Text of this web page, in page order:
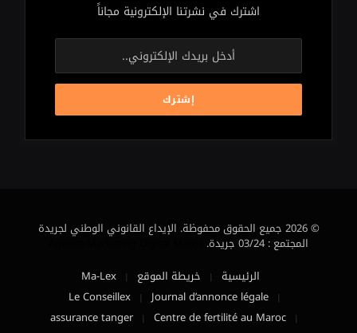
اشترك في نشرتنا الإلكترونية مجاناً
© 2026 جميع الحقوق محفوظة. الإيداع القانوني الوطني لجريدة
المجتمع : 03/24 جريدة.
الرئيسية
خريطة الموقع
Ma-Lex
Journal d’annonce légale
Le Conseillex
Centre de fertilité au Maroc
assurance tanger